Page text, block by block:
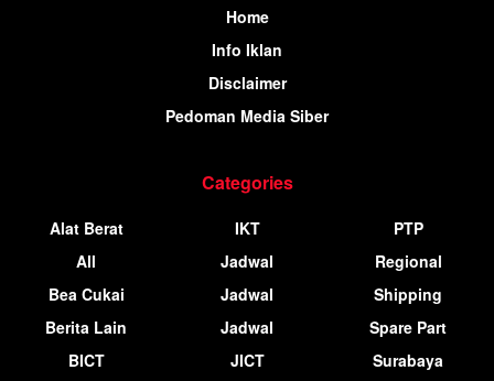
Home
Info Iklan
Disclaimer
Pedoman Media Siber
Categories
Alat Berat
All
Bea Cukai
Berita Lain
BICT
IKT
Jadwal
Jadwal
Jadwal
JICT
PTP
Regional
Shipping
Spare Part
Surabaya